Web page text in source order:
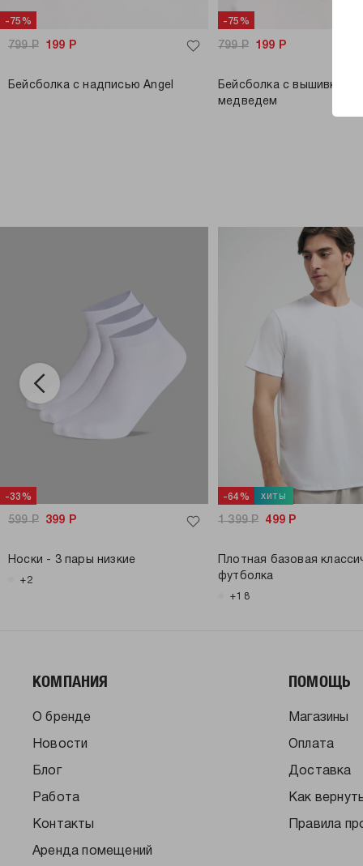
-75%
799Р 199 Р
Бейсболка с надписью Angel
-75%
799Р 199 Р
Бейсболка с вышивкой
медведем
-33%
599Р 399 Р
Носки - 3 пары низкие
+2
-64% хиты
1 399Р 499 Р
Плотная базовая
футболка
+18
КОМПАНИЯ
О бренде
Новости
Блог
Работа
Контакты
Аренда помещений
ПОМОЩЬ
Магазины
Оплата
Доставка
Как
Правила